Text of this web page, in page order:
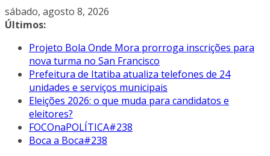
Pular
para
conteúdo
sábado, agosto 8, 2026
Últimos:
Projeto Bola Onde Mora prorroga inscrições para
nova turma no San Francisco
Prefeitura de Itatiba atualiza telefones de 24
unidades e serviços municipais
Eleições 2026: o que muda para candidatos e
eleitores?
FOCOnaPOLÍTICA#238
Boca a Boca#238